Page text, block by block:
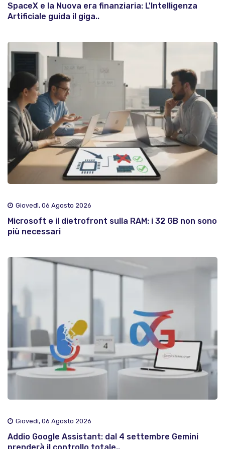
SpaceX e la Nuova era finanziaria: L'Intelligenza
Artificiale guida il giga..
Giovedì, 06 Agosto 2026
Microsoft e il dietrofront sulla RAM: i 32 GB non sono
più necessari
Giovedì, 06 Agosto 2026
Addio Google Assistant: dal 4 settembre Gemini
prenderà il controllo totale..